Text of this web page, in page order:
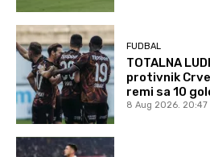
FUDBAL
TOTALNA
protivnik
remi sa 10
8 Aug 2026. 20:47